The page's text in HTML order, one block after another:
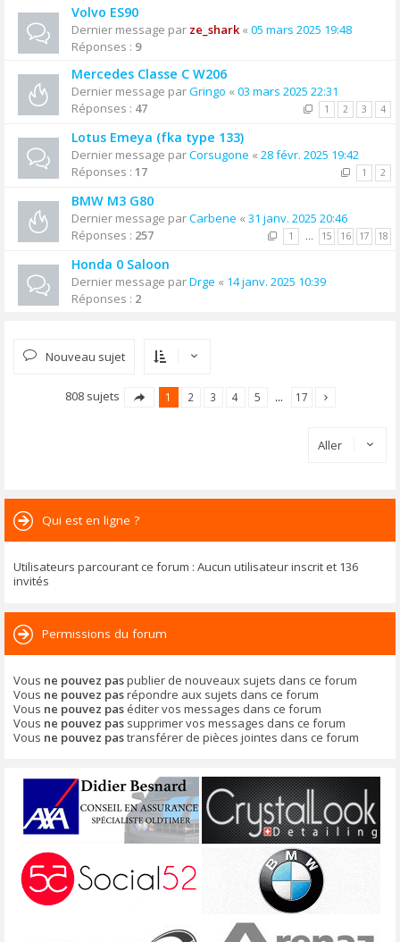
Volvo ES90
Dernier message par ze_shark« 05 mars 2025 19:48
Réponses : 9
Mercedes Classe C W206
Dernier message parGringo « 03 mars 2025 22:31
Réponses : 47 1 2 3 4
Lotus Emeya (fka type 133)
Dernier message parCorsugone « 28 févr. 2025 19:42
Réponses : 17 1 2
BMW M3 G80
Dernier message parCarbene « 31 janv. 2025 20:46
Réponses : 257 1 … 15 16 17 18
Honda 0 Saloon
Dernier message parDrge « 14 janv. 2025 10:39
Réponses : 2
Nouveau sujet
808 sujets 1 2 3 4 5 … 17
Aller
Qui est en ligne ?
Utilisateurs parcourant ce forum : Aucun utilisateur inscrit et 136
invités
Permissions du forum
Vous ne pouvez paspublier de nouveaux sujets dans ce forum
Vous ne pouvez pasrépondre aux sujets dans ce forum
Vous ne pouvez pas éditer vos messages dans ce forum
Vous ne pouvez pas supprimer vos messages dans ce forum
Vous ne pouvez pastransférer de pièces jointes dans ce forum